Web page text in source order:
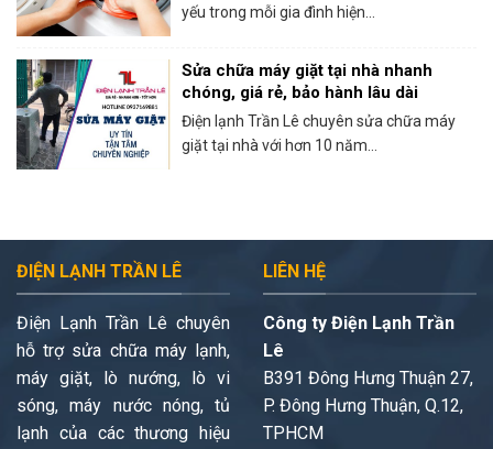
yếu trong mỗi gia đình hiện...
Sửa chữa máy giặt tại nhà nhanh
chóng, giá rẻ, bảo hành lâu dài
Điện lạnh Trần Lê chuyên sửa chữa máy
giặt tại nhà với hơn 10 năm...
ĐIỆN LẠNH TRẦN LÊ
Điện Lạnh Trần Lê chuyên
hỗ trợ sửa chữa máy lạnh,
máy giặt, lò nướng, lò vi
sóng, máy nước nóng, tủ
lạnh của các thương hiệu
LIÊN HỆ
Công ty Điện Lạnh Trần
Lê
B391 Đông Hưng Thuận 27,
P. Đông Hưng Thuận, Q.12,
TPHCM